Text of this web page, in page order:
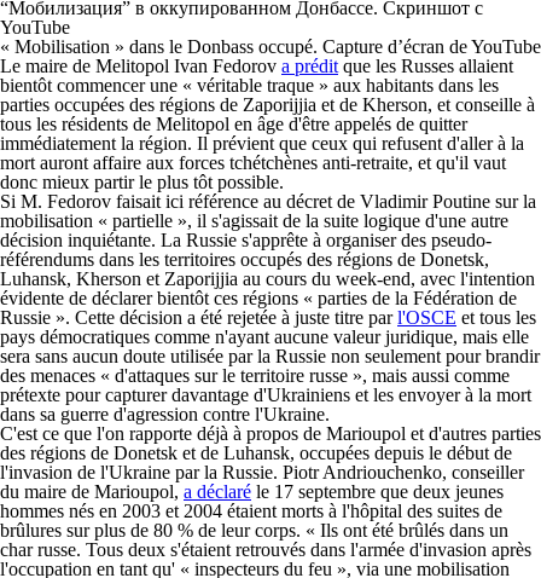
« Mobilisation » dans le Donbass occupé. Capture d’écran de YouTube
Le maire de Melitopol Ivan Fedorov a prédit que les Russes allaient
bientôt commencer une « véritable traque » aux habitants dans les
parties occupées des régions de Zaporijjia et de Kherson, et conseille à
tous les résidents de Melitopol en âge d'être appelés de quitter
immédiatement la région. Il prévient que ceux qui refusent d'aller à la
mort auront affaire aux forces tchétchènes anti-retraite, et qu'il vaut
donc mieux partir le plus tôt possible.
Si M. Fedorov faisait ici référence au décret de Vladimir Poutine sur la
mobilisation « partielle », il s'agissait de la suite logique d'une autre
décision inquiétante. La Russie s'apprête à organiser des pseudo-
référendums dans les territoires occupés des régions de Donetsk,
Luhansk, Kherson et Zaporijjia au cours du week-end, avec l'intention
évidente de déclarer bientôt ces régions « parties de la Fédération de
Russie ». Cette décision a été rejetée à juste titre parl'OSCE et tous les
pays démocratiques comme n'ayant aucune valeur juridique, mais elle
sera sans aucun doute utilisée par la Russie non seulement pour brandir
des menaces « d'attaques sur le territoire russe », mais aussi comme
prétexte pour capturer davantage d'Ukrainiens et les envoyer à la mort
dans sa guerre d'agression contre l'Ukraine.
C'est ce que l'on rapporte déjà à propos de Marioupol et d'autres parties
des régions de Donetsk et de Luhansk, occupées depuis le début de
l'invasion de l'Ukraine par la Russie. Piotr Andriouchenko, conseiller
du maire de Marioupol, a déclaré le 17 septembre que deux jeunes
hommes nés en 2003 et 2004 étaient morts à l'hôpital des suites de
brûlures sur plus de 80 % de leur corps. « Ils ont été brûlés dans un
char russe. Tous deux s'étaient retrouvés dans l'armée d'invasion après
l'occupation en tant qu' « inspecteurs du feu », via une mobilisation